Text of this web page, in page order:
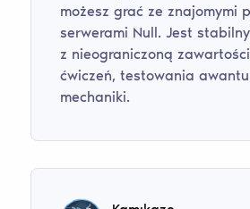
możesz grać ze znajomymi
serwerami Null. Jest
z nieograniczoną
ćwiczeń, testowania
mechaniki.